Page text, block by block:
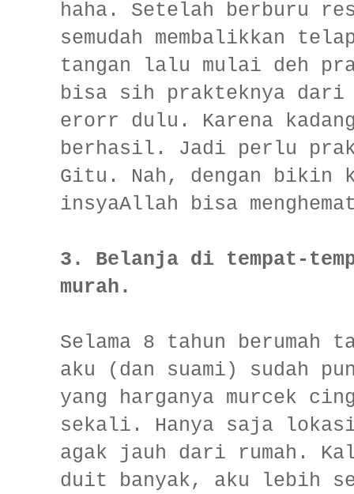
haha. Setelah berburu
semudah membalikkan
tangan lalu mulai deh
bisa sih prakteknya
erorr dulu. Karena
berhasil. Jadi perlu
Gitu. Nah, dengan bikin
insyaAllah bisa
3. Belanja di tempat-
murah.
Selama 8 tahun berumah
aku (dan suami) sudah
yang harganya murcek
sekali. Hanya saja
agak jauh dari rumah.
duit banyak, aku lebih